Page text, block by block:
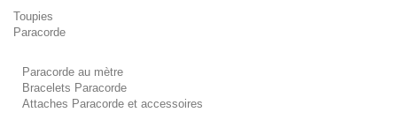
Toupies
Paracorde
Paracorde au mètre
Bracelets Paracorde
Attaches Paracorde et accessoires